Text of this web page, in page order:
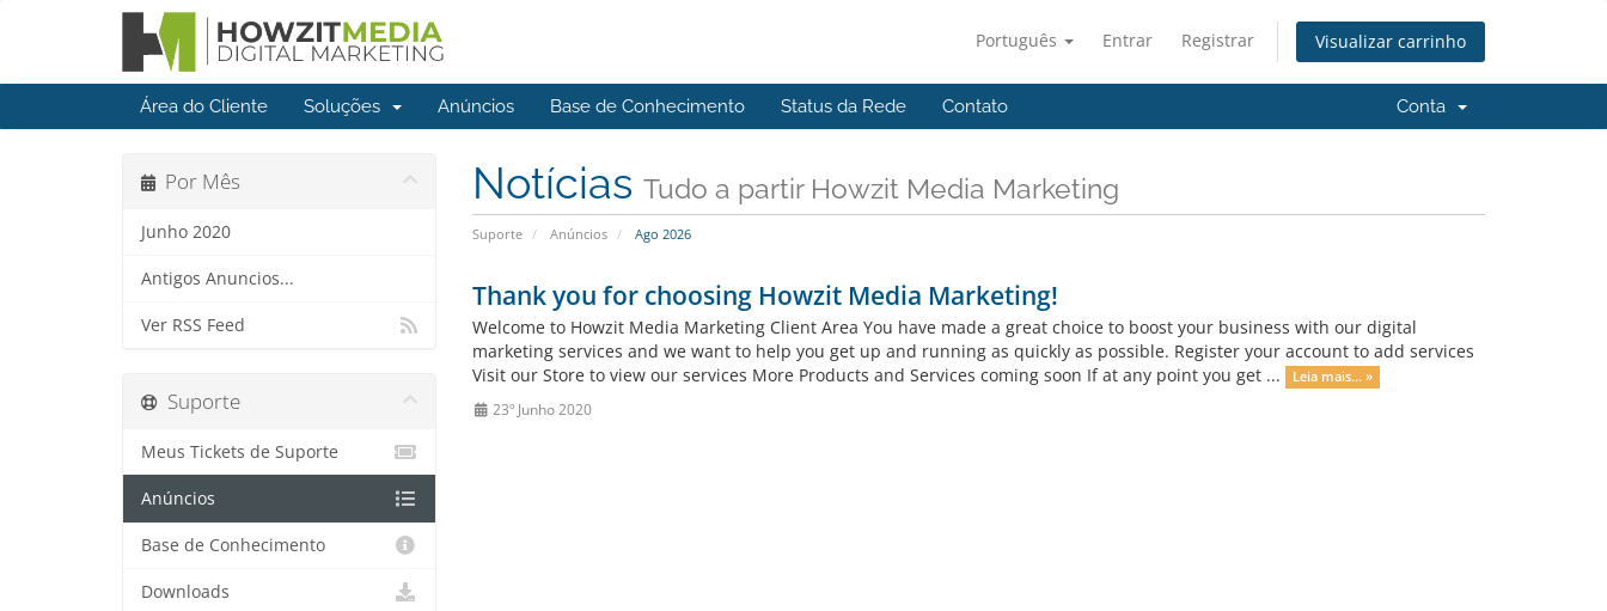
Português Entrar Registrar Visualizar carrinho
Área do Cliente Soluções Anúncios Base de Conhecimento Status da Rede Contato Conta
Notícias Tudo a partir Howzit Media Marketing
Suporte Anúncios Ago 2026
Por Mês
Junho 2020
Antigos Anuncios...
Ver RSS Feed
Thank you for choosing Howzit Media Marketing!
Welcome to Howzit Media Marketing Client Area You have made a great choice to boost your business with our digital
marketing services and we want to help you get up and running as quickly as possible. Register your account to add services
Visit our Store to view our services More Products and Services coming soon If at any point you get ...
Leia mais... »
23º Junho 2020
Suporte
Meus Tickets de Suporte
Anúncios
Base de Conhecimento
Downloads